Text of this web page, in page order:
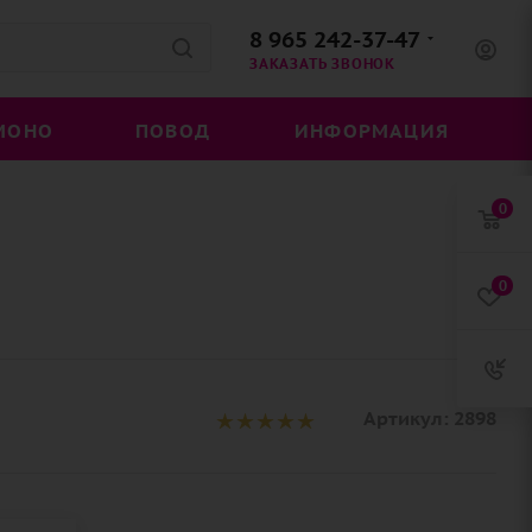
8 965 242-37-47
ЗАКАЗАТЬ ЗВОНОК
ПОВОД ИНФОРМАЦИЯ
0
0